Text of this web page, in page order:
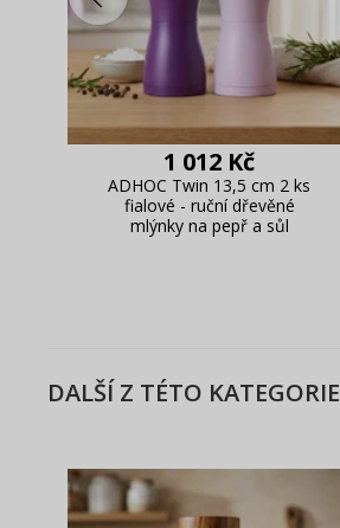
1 012 Kč
ADHOC Twin 13,5 cm 2 ks
fialové - ruční dřevěné
mlýnky na pepř a sůl
DALŠÍ Z TÉTO KATEGORIE